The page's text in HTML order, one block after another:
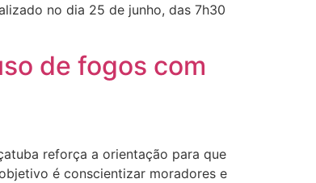
no dia 25 de junho, das 7h30
de fogos com
reforça a orientação para que
é conscientizar moradores e